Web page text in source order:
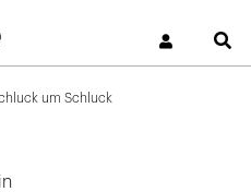
um Schluck